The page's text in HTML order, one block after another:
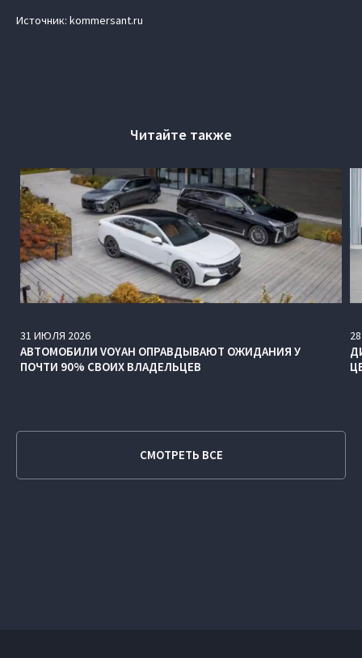
Источник: kommersant.ru
Читайте также
31 ИЮЛЯ 2026
АВТОМОБИЛИ VOYAH ОПРАВДЫВАЮТ ОЖИДАНИЯ У
ПОЧТИ 90% СВОИХ ВЛАДЕЛЬЦЕВ
28
СМОТРЕТЬ ВСЕ